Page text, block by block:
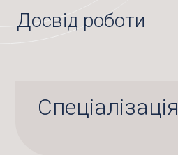
Досвід роботи
Спеціалізація